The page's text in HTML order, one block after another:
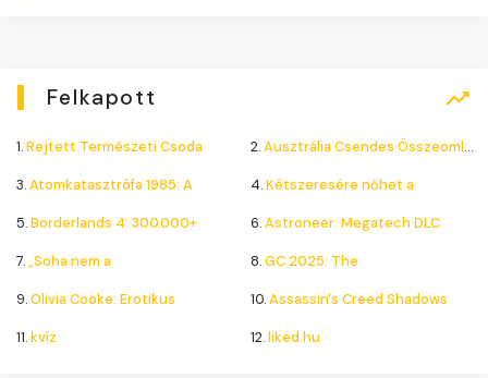
Felkapott
1.Rejtett Természeti Csoda 2.Ausztrália Csendes Összeomlása
3.Atomkatasztrófa 1985: A 4.Kétszeresére nőhet a
5.Borderlands 4: 300.000+ 6.Astroneer: Megatech DLC
7.„Soha nem a 8.GC 2025: The
9.Olivia Cooke: Erotikus 10.Assassin's Creed Shadows
11.kvíz 12.liked.hu